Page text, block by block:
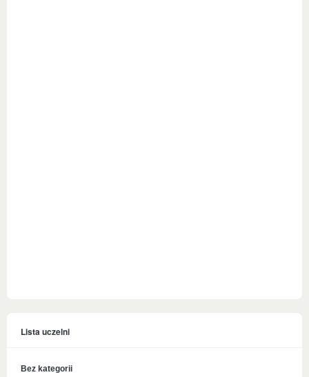
Lista uczelni
Bez kategorii